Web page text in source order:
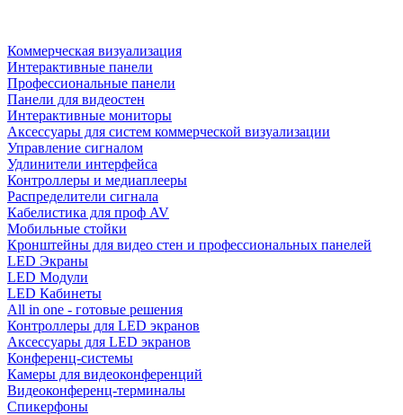
Коммерческая визуализация
Интерактивные панели
Профессиональные панели
Панели для видеостен
Интерактивные мониторы
Аксессуары для систем коммерческой визуализации
Управление сигналом
Удлинители интерфейса
Контроллеры и медиаплееры
Распределители сигнала
Кабелистика для проф AV
Мобильные стойки
Кронштейны для видео стен и профессиональных панелей
LED Экраны
LED Модули
LED Кабинеты
All in one - готовые решения
Контроллеры для LED экранов
Аксессуары для LED экранов
Конференц-системы
Камеры для видеоконференций
Видеоконференц-терминалы
Спикерфоны